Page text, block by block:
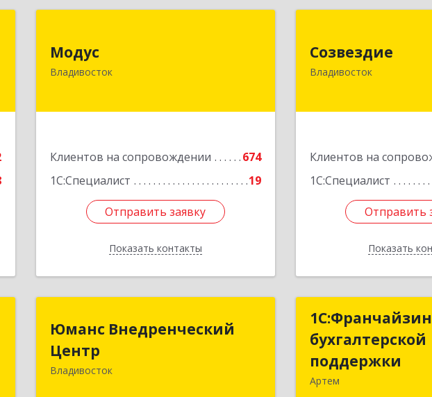
Модус
Владивосток
Клиентов на сопровождении
674
1С:Специалист
19
Отправить заявку
Показать контакты
Владивосток г, ул. Фадеева, д. 10
Подробнее
Отправить заявку
Назад
Созвездие
Владивосток
Клиентов на
1С:Специалист
Отправить
Показать
Владивосток г,
Отправить
Назад
Юманс Внедренческий
Центр
Владивосток
Юманс Внедренческий
Центр
бухгалтерской
поддержки
Артем